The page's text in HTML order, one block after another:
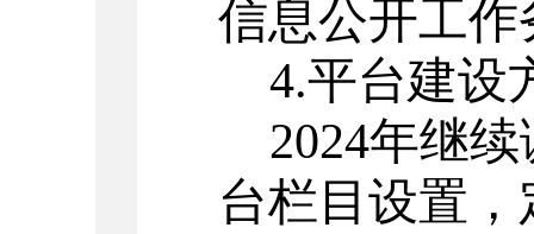
信息公开工
4.平台建设
2024年继续
台栏目设置